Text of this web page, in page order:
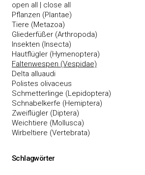
open all
close all
Pflanzen (Plantae)
Tiere (Metazoa)
Gliederfüßer (Arthropoda)
Insekten (Insecta)
Hautflügler (Hymenoptera)
Faltenwespen (Vespidae)
Delta alluaudi
Polistes olivaceus
Schmetterlinge (Lepidoptera)
Schnabelkerfe (Hemiptera)
Zweiflügler (Diptera)
Weichtiere (Mollusca)
Wirbeltiere (Vertebrata)
Schlagwörter